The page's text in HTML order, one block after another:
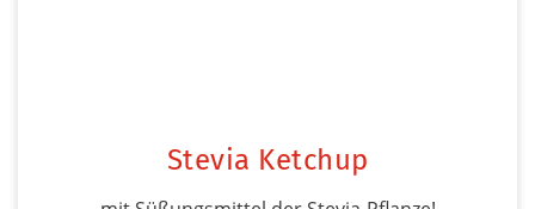
Stevia Ketchup